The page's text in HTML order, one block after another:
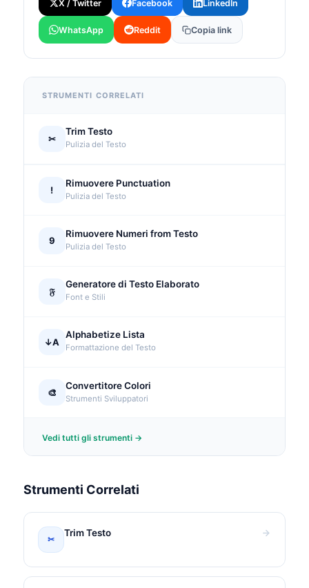
X / Twitter Facebook LinkedIn
WhatsApp Reddit Copia link
STRUMENTI CORRELATI
✂
Trim Testo
Pulizia del Testo
!
Rimuovere Punctuation
Pulizia del Testo
9
Rimuovere Numeri from Testo
Pulizia del Testo
𝔉
Generatore di Testo Elaborato
Font e Stili
↓A
Alphabetize Lista
Formattazione del Testo
🎨
Convertitore Colori
Strumenti Sviluppatori
Vedi tutti gli strumenti →
Strumenti Correlati
✂
Trim Testo